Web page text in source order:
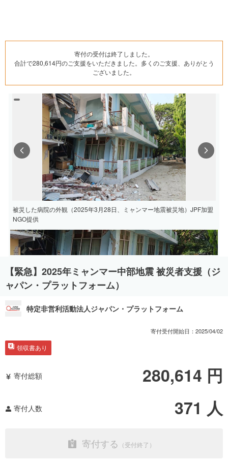
寄付の受付は終了しました。
合計で280,614円のご支援をいただきました。多くのご支援、ありがとう
ございました。
被災した病院の外観（2025年3月28日、ミャンマー地震被災地）JPF加盟
NGO提供
Previous
【緊急】2025年ミャンマー中部地震 被災者支援（ジ
ャパン・プラットフォーム）
特定非営利活動法人ジャパン・プラットフォーム
寄付受付開始日： 2025/04/02
領収書あり
寄付総額 280,614 円
寄付人数 371 人
寄付する